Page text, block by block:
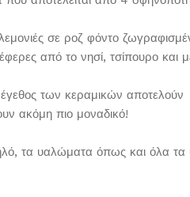
σε ροζ φόντο
από το νησί, τσίπουρο
των κεραμικών αποτελούν
ακόμη πιο μοναδικό!
τα υαλώματα όπως και όλα τα